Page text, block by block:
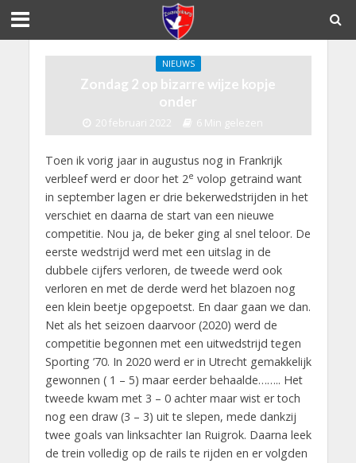
NIEUWS
Zondag 2 op bizarre wijze kopje
onder
20 februari 2022 6 Min gelezen
Toen ik vorig jaar in augustus nog in Frankrijk
verbleef werd er door het 2e volop getraind want
in september lagen er drie bekerwedstrijden in het
verschiet en daarna de start van een nieuwe
competitie. Nou ja, de beker ging al snel teloor. De
eerste wedstrijd werd met een uitslag in de
dubbele cijfers verloren, de tweede werd ook
verloren en met de derde werd het blazoen nog
een klein beetje opgepoetst. En daar gaan we dan.
Net als het seizoen daarvoor (2020) werd de
competitie begonnen met een uitwedstrijd tegen
Sporting ’70. In 2020 werd er in Utrecht gemakkelijk
gewonnen ( 1 – 5) maar eerder behaalde…….. Het
tweede kwam met 3 – 0 achter maar wist er toch
nog een draw (3 – 3) uit te slepen, mede dankzij
twee goals van linksachter Ian Ruigrok. Daarna leek
de trein volledig op de rails te rijden en er volgden